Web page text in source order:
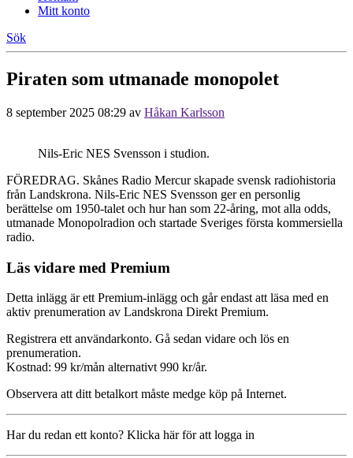
Mitt konto
Sök
Piraten som utmanade monopolet
8 september 2025 08:29 av Håkan Karlsson
Nils-Eric NES Svensson i studion.
FÖREDRAG. Skånes Radio Mercur skapade svensk radiohistoria
från Landskrona. Nils-Eric NES Svensson ger en personlig
berättelse om 1950-talet och hur han som 22-åring, mot alla odds,
utmanade Monopolradion och startade Sveriges första kommersiella
radio.
Läs vidare med Premium
Detta inlägg är ett Premium-inlägg och går endast att läsa med en
aktiv prenumeration av Landskrona Direkt Premium.
Registrera ett användarkonto. Gå sedan vidare och lös en
prenumeration.
Kostnad: 99 kr/mån alternativt 990 kr/år.
Observera att ditt betalkort måste medge köp på Internet.
Har du redan ett konto? Klicka här för att logga in